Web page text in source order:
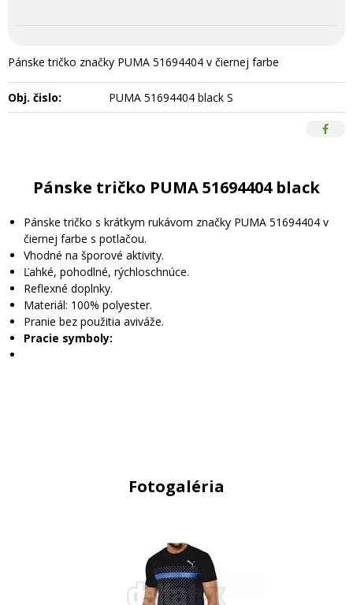
Pánske tričko značky PUMA 51694404 v čiernej farbe
Obj. čislo: PUMA 51694404 black S
Pánske tričko PUMA 51694404 black
Pánske tričko s krátkym rukávom značky PUMA 51694404 v
čiernej farbe s potlačou.
Vhodné na šporové aktivity.
Ľahké, pohodlné, rýchloschnúce.
Reflexné doplnky.
Materiál: 100% polyester.
Pranie bez použitia aviváže.
Pracie symboly:
Fotogaléria